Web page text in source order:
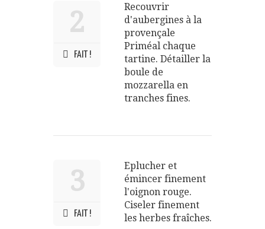
2
FAIT !
Recouvrir
d'aubergines à la
provençale
Priméal chaque
tartine. Détailler la
boule de
mozzarella en
tranches fines.
3
FAIT !
Eplucher et
émincer finement
l'oignon rouge.
Ciseler finement
les herbes fraîches.